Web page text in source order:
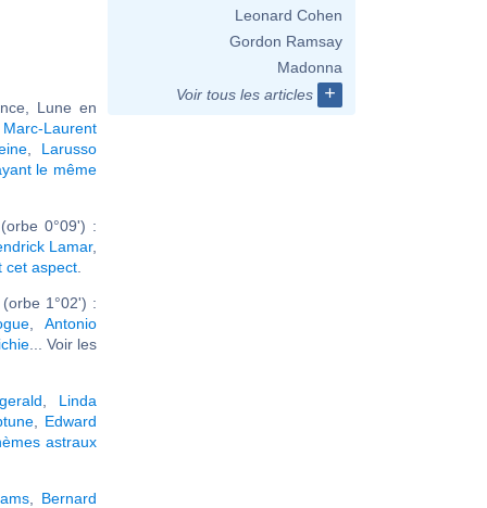
Lune en
Marc-Laurent
Larusso
le même
0°09') :
Lamar,
cet aspect
1°02') :
, Antonio
... Voir les
Linda
, Edward
astraux
, Bernard
Leonard Cohen
Gordon Ramsay
Madonna
Voir tous les articles
+